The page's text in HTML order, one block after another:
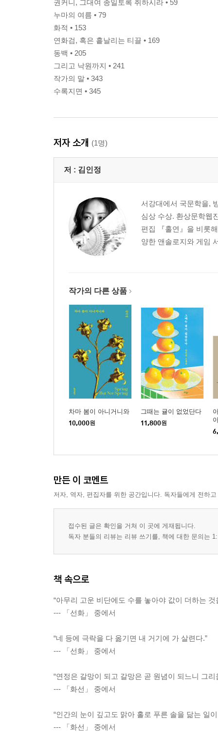
권커니, 그대여 종일토록 취하시라 • 59
누마의 여름 • 79
화적 • 153
연화검, 혹은 흩날리는 티끌 • 169
동백 • 205
그리고 낙원까지 • 241
작가의 말 • 343
수록지면 • 345
저자 소개 (1명)
저 : 김인정
서강대에서 국문학을,
심상 수상. 환상문학웹
편집 『홀연』을 비롯
양한 앤솔로지와 게임
작가의 다른 상품
차마 봄이 아니거니와
10,000원
그때는 귤이 없었단다
11,800원
만든 이 코멘트
저자, 역자, 편집자를 위한 공간입니다. 독자들에게 전하
접수된 글은 확인을 거쳐 이 곳에 게재됩니다.
독자 분들의 리뷰는 리뷰 쓰기를, 책에 대한 문의는
책 속으로
“아무리 고운 비단에도 수를 놓아야 값이 더하는
--- 「선화」 중에서
“네 등에 극락을 다 옮기면 내 거기에 가 살련다.”
--- 「선화」 중에서
“연정은 갈망이 되고 갈망은 곧 원념이 되느니 그
--- 「화선」 중에서
“인간의 눈이 깊고도 맑아 홀로 푸른 솔을 닮는 일
--- 「화선」 중에서